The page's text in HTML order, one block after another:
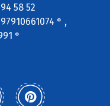
58 52
° ,
°